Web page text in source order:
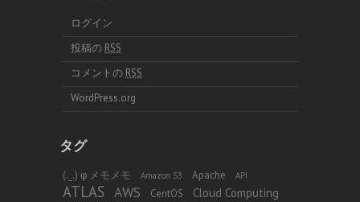
ログイン
投稿の RSS
コメントの RSS
WordPress.org
タグ
(._.) φ メモメモ Amazon S3 Apache API
ATLAS AWS CentOS Cloud Computing